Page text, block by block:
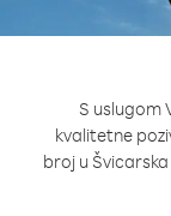
S uslugom
kvalitetne
broj u